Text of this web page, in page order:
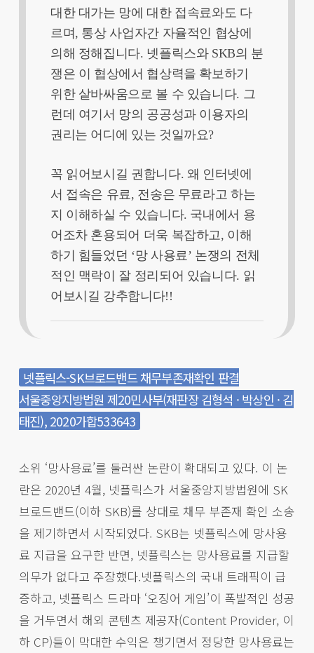
대한 대가는 망에 대한 접속료와도 다
르며, 통상 사업자간 자율적인 협상에
의해 정해집니다. 넷플릭스와 SKB의 분
쟁은 이 협상에서 협상력을 확보하기
위한 샅바싸움으로 볼 수 있습니다. 그
런데 여기서 망의 공공성과 이용자의
권리는 어디에 있는 것일까요?
꼭 읽어보시길 권합니다. 왜 인터넷에
서 접속은 유료, 전송은 무료라고 하는
지 이해하실 수 있습니다. 국내에서 용
어조차 혼용되어 더욱 복잡하고, 이해
하기 힘들었던 ‘망 사용료’ 논쟁의 전체
적인 맥락이 잘 정리되어 있습니다. 읽
어보시길 강추합니다!!
넷플릭스-SK브로드밴드 채무부존재확인 판결
서울중앙지방법원 제20민사부(재판장 김형석 · 박상인 · 김
태진), 2020가합533643
소위 ‘망사용료’를 둘러싼 논란이 확대되고 있다. 이 논
란은 2020년 4월, 넷플릭스가 서울중앙지방법원에 SK
브로드밴드(이하 SKB)를 상대로 채무 부존재 확인 소송
을 제기하면서 시작되었다. SKB는 넷플릭스에 망사용
료 지급을 요구한 반면, 넷플릭스는 망사용료를 지급할
의무가 없다고 주장했다.넷플릭스의 국내 트래픽이 급
증하고, 넷플릭스 드라마 ‘오징어 게임’이 폭발적인 성공
을 거두면서 해외 콘텐츠 제공자(Content Provider, 이
하 CP)들이 막대한 수익은 챙기면서 정당한 망사용료는